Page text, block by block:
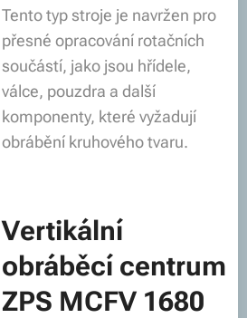
Tento typ stroje je navržen pro
přesné opracování rotačních
součástí, jako jsou hřídele,
válce, pouzdra a další
komponenty, které vyžadují
obrábění kruhového tvaru.
Vertikální
obráběcí centrum
ZPS MCFV 1680